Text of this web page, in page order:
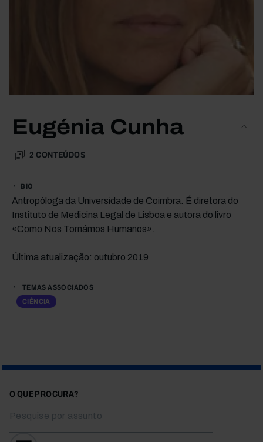
Eugénia Cunha
2 CONTEÚDOS
BIO
Antropóloga da Universidade de Coimbra. É diretora do
Instituto de Medicina Legal de Lisboa e autora do livro
«Como Nos Tornámos Humanos».
Última atualização: outubro 2019
TEMAS ASSOCIADOS
CIÊNCIA
O QUE PROCURA?